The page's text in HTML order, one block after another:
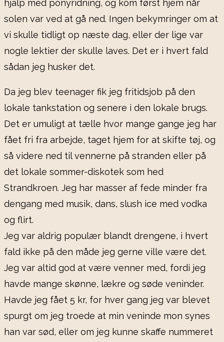
hjalp med ponyridning, og kom først hjem når
solen var ved at gå ned. Ingen bekymringer om at
vi skulle tidligt op næste dag, eller der lige var
nogle lektier der skulle laves. Det er i hvert fald
sådan jeg husker det.
Da jeg blev teenager fik jeg fritidsjob på den
lokale tankstation og senere i den lokale brugs.
Det er umuligt at tælle hvor mange gange jeg har
fået fri fra arbejde, taget hjem for at skifte tøj, og
så videre ned til vennerne på stranden eller på
det lokale sommer-diskotek som hed
Strandkroen. Jeg har masser af fede minder fra
dengang med musik, dans, slush ice med vodka
og flirt.
Jeg var aldrig populær blandt drengene, i hvert
fald ikke på den måde jeg gerne ville være det.
Jeg var altid god at være venner med, fordi jeg
havde mange skønne, lækre og søde veninder.
Havde jeg fået 5 kr, for hver gang jeg var blevet
spurgt om jeg troede at min veninde mon synes
han var sød, eller om jeg kunne skaffe nummeret